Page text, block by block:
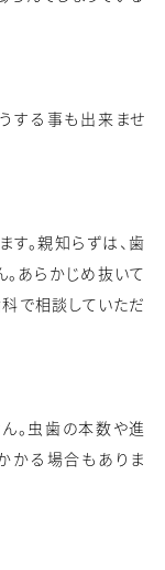
する事も出来ませ
。親知らずは、歯
あらかじめ抜いて
で相談していただ
。虫歯の本数や進
かる場合もありま